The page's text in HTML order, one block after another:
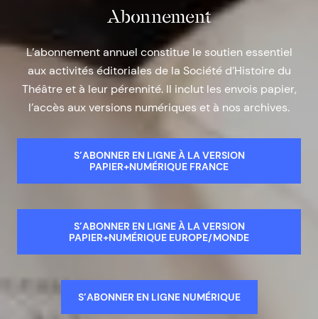
Abonnement
L’abonnement annuel constitue le soutien essentiel
aux activités éditoriales de la Société d’Histoire du
Théâtre et à leur pérennité. Il inclut les envois papier,
l’accès aux versions numériques et à nos archives.
S’ABONNER EN LIGNE À LA VERSION
PAPIER+NUMÉRIQUE FRANCE
S’ABONNER EN LIGNE À LA VERSION
PAPIER+NUMÉRIQUE EUROPE/MONDE
S’ABONNER EN LIGNE NUMÉRIQUE